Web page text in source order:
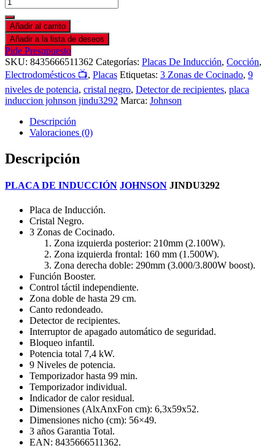
Añadir al carrito
Añadir a la lista de deseos
Pide Presupuesto
SKU: 8435666511362 Categorías: Placas De Inducción, Cocción,
Electrodomésticos 📺, Placas Etiquetas: 3 Zonas de Cocinado, 9
niveles de potencia, cristal negro, Detector de recipientes, placa
induccion johnson jindu3292 Marca: Johnson
Descripción
Valoraciones (0)
Descripción
PLACA DE INDUCCIÓN JOHNSON JINDU3292
Placa de Inducción.
Cristal Negro.
3 Zonas de Cocinado.
Zona izquierda posterior: 210mm (2.100W).
Zona izquierda frontal: 160 mm (1.500W).
Zona derecha doble: 290mm (3.000/3.800W boost).
Función Booster.
Control táctil independiente.
Zona doble de hasta 29 cm.
Canto redondeado.
Detector de recipientes.
Interruptor de apagado automático de seguridad.
Bloqueo infantil.
Potencia total 7,4 kW.
9 Niveles de potencia.
Temporizador hasta 99 min.
Temporizador individual.
Indicador de calor residual.
Dimensiones (AlxAnxFon cm): 6,3x59x52.
Dimensiones nicho (cm): 56×49.
3 años Garantia Total.
EAN: 8435666511362.